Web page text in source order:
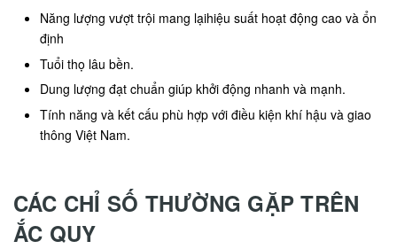
Năng lượng vượt trội mang lạihiệu suất hoạt động cao và ổn
định
Tuổi thọ lâu bền.
Dung lượng đạt chuẩn giúp khởi động nhanh và mạnh.
Tính năng và kết cấu phù hợp với điều kiện khí hậu và giao
thông Việt Nam.
CÁC CHỈ SỐ THƯỜNG GẶP TRÊN
ẮC QUY